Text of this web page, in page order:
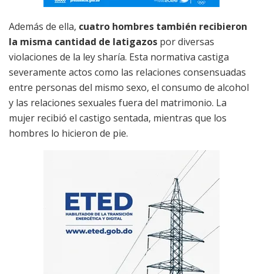
Además de ella, cuatro hombres también recibieron
la misma cantidad de latigazos por diversas
violaciones de la ley sharía. Esta normativa castiga
severamente actos como las relaciones consensuadas
entre personas del mismo sexo, el consumo de alcohol
y las relaciones sexuales fuera del matrimonio. La
mujer recibió el castigo sentada, mientras que los
hombres lo hicieron de pie.